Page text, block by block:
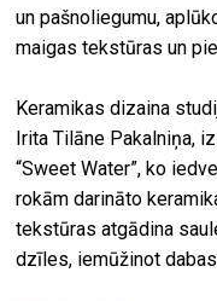
un pašnoliegumu,
maigas tekstūras un
Keramikas dizaina
Irita Tilāne Pakalniņa,
“Sweet Water”, ko
rokām darināto
tekstūras atgādina
dzīles, iemūžinot